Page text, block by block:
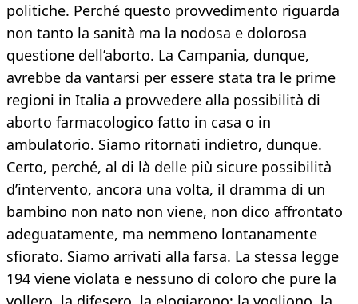
politiche. Perché questo provvedimento riguarda
non tanto la sanità ma la nodosa e dolorosa
questione dell’aborto. La Campania, dunque,
avrebbe da vantarsi per essere stata tra le prime
regioni in Italia a provvedere alla possibilità di
aborto farmacologico fatto in casa o in
ambulatorio. Siamo ritornati indietro, dunque.
Certo, perché, al di là delle più sicure possibilità
d’intervento, ancora una volta, il dramma di un
bambino non nato non viene, non dico affrontato
adeguatamente, ma nemmeno lontanamente
sfiorato. Siamo arrivati alla farsa. La stessa legge
194 viene violata e nessuno di coloro che pure la